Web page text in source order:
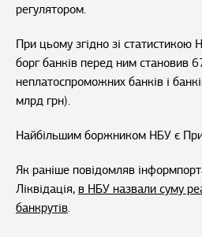
регулятором.
При цьому згідно зі статистикою
борг банків перед ним становив
неплатоспроможних банків і
млрд грн).
Найбільшим боржником НБУ є
Як раніше повідомляв
Ліквідація, в НБУ назвали суму
банкрутів.